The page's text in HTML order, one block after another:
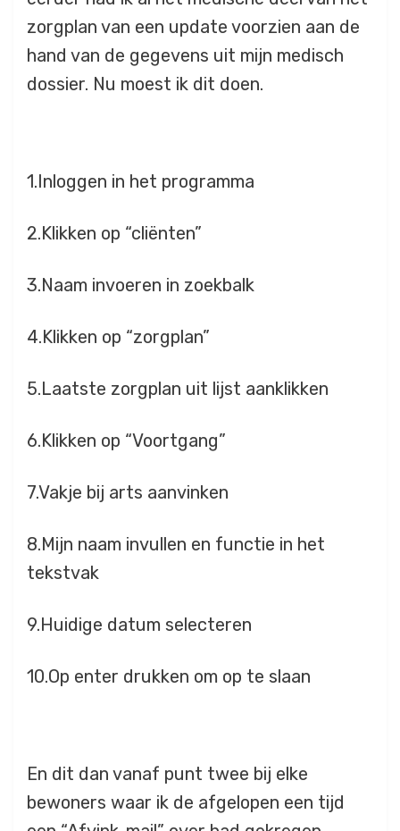
zorgplan van een update voorzien aan de
hand van de gegevens uit mijn medisch
dossier. Nu moest ik dit doen.
1.Inloggen in het programma
2.Klikken op “cliënten”
3.Naam invoeren in zoekbalk
4.Klikken op “zorgplan”
5.Laatste zorgplan uit lijst aanklikken
6.Klikken op “Voortgang”
7.Vakje bij arts aanvinken
8.Mijn naam invullen en functie in het
tekstvak
9.Huidige datum selecteren
10.Op enter drukken om op te slaan
En dit dan vanaf punt twee bij elke
bewoners waar ik de afgelopen een tijd